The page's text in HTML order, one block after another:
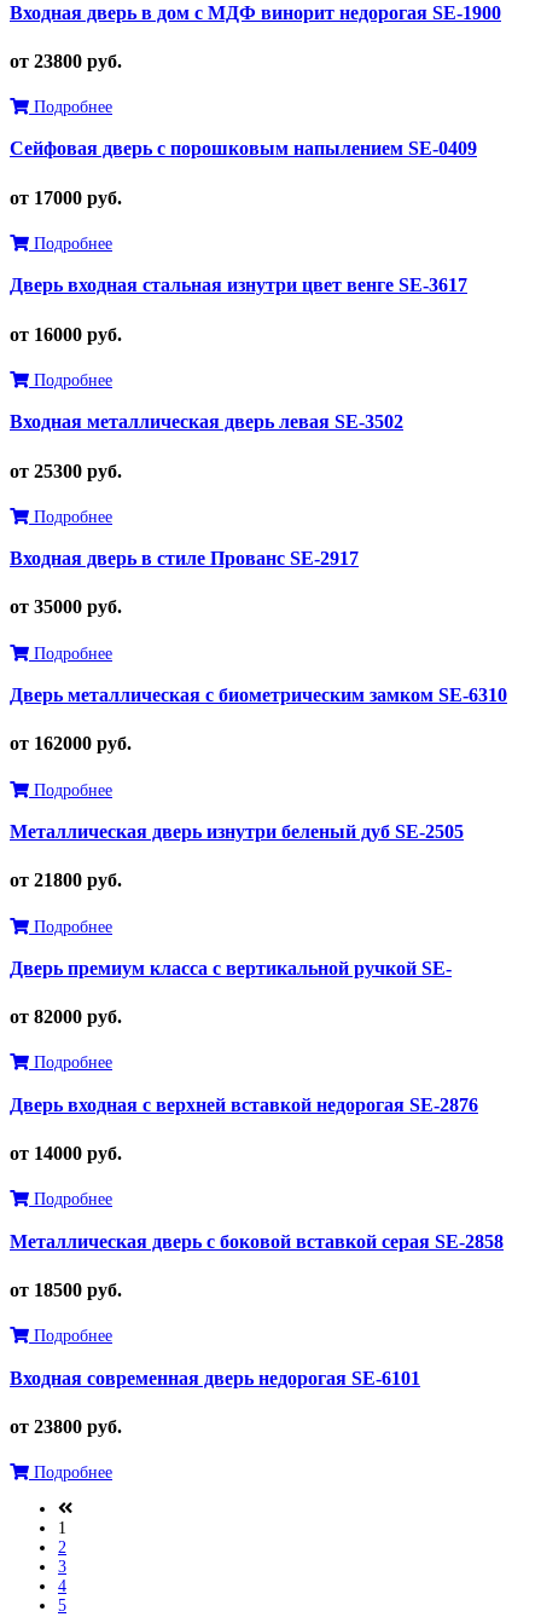
Входная дверь в дом с МДФ винорит недорогая SE-1900
от 23800 руб.
Подробнее
Сейфовая дверь с порошковым напылением SE-0409
от 17000 руб.
Подробнее
Дверь входная стальная изнутри цвет венге SE-3617
от 16000 руб.
Подробнее
Входная металлическая дверь левая SE-3502
от 25300 руб.
Подробнее
Входная дверь в стиле Прованс SE-2917
от 35000 руб.
Подробнее
Дверь металлическая с биометрическим замком SE-6310
от 162000 руб.
Подробнее
Металлическая дверь изнутри беленый дуб SE-2505
от 21800 руб.
Подробнее
Дверь премиум класса с вертикальной ручкой SE-
от 82000 руб.
Подробнее
Дверь входная с верхней вставкой недорогая SE-2876
от 14000 руб.
Подробнее
Металлическая дверь с боковой вставкой серая SE-2858
от 18500 руб.
Подробнее
Входная современная дверь недорогая SE-6101
от 23800 руб.
Подробнее
1
2
3
4
5